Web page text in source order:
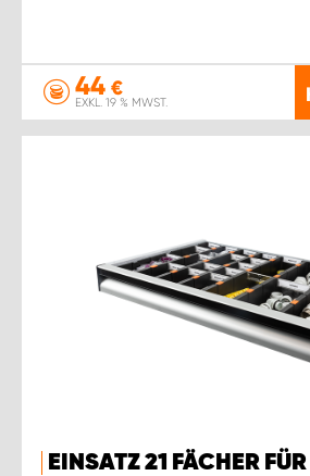
44 €
EXKL. 19 % MWST.
EINSATZ 21 FÄCHER